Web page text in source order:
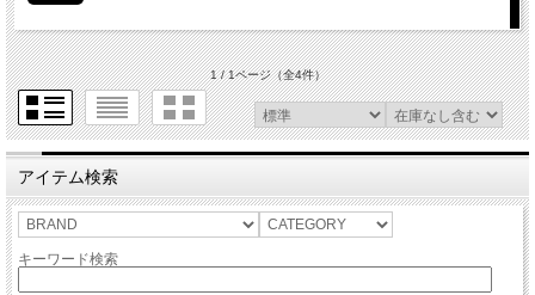
1 / 1ページ（全4件）
アイテム検索
キーワード検索